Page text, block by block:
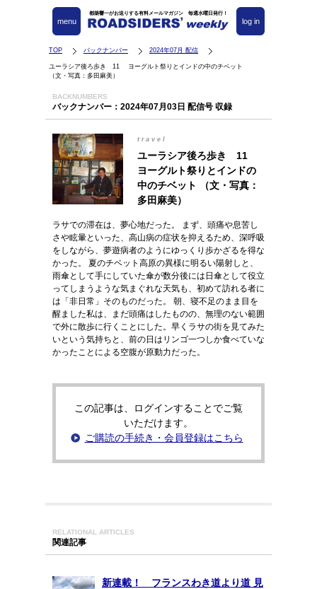
都築響一がお送りする有料メールマガジン 毎週水曜日発行！
log in
menu
TOP バックナンバー 2024年07月 配信
ユーラシア後ろ歩き 11 ヨーグルト祭りとインドの中のチベット
（文・写真：多田麻美）
BACKNUMBERS
バックナンバー：2024年07月03日 配信号 収録
travel
ユーラシア後ろ歩き 11
ヨーグルト祭りとインドの
中のチベット （文・写真：
多田麻美）
ラサでの滞在は、夢心地だった。 まず、頭痛や息苦し
さや眩暈といった、高山病の症状を抑えるため、深呼吸
をしながら、夢遊病者のようにゆっくり歩かざるを得な
かった。 夏のチベット高原の異様に明るい陽射しと、
雨傘として手にしていた傘が数分後には日傘として役立
ってしまうような気まぐれな天気も、初めて訪れる者に
は「非日常」そのものだった。 朝、寝不足のまま目を
醒ました私は、まだ頭痛はしたものの、無理のない範囲
で外に散歩に行くことにした。早くラサの街を見てみた
いという気持ちと、前の日はリンゴ一つしか食べていな
かったことによる空腹が原動力だった。
この記事は、ログインすることでご覧
いただけます。
ご購読の手続き・会員登録はこちら
RELATIONAL ARTICLES
関連記事
新連載！ フランスわき道より道 見